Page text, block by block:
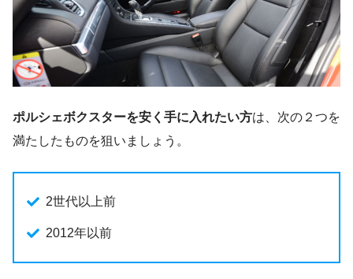
ポルシェボクスターを安く手に入れたい方は、次の２つを
満たしたものを狙いましょう。
2世代以上前
2012年以前